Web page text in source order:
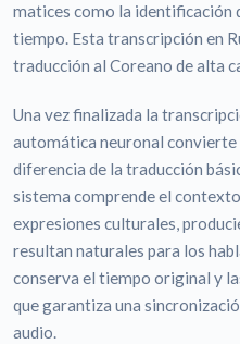
matices como la identificación
tiempo. Esta transcripción en
traducción al Coreano de alta
Una vez finalizada la
automática neuronal convierte
diferencia de la traducción
sistema comprende el
expresiones culturales,
resultan naturales para los
conserva el tiempo original y
que garantiza una
audio.